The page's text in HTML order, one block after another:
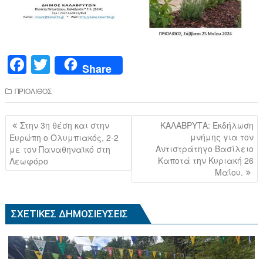
F
a
c
e
b
o
o
T
wi
tt
er
Share
ΠΡΙΟΛΙΘΟΣ
Πλοήγηση
άρθρων
Στην 3η θέση και στην
Ευρώπη ο Ολυμπιακός, 2-2
με τον Παναθηναϊκό στη
Λεωφόρο
ΚΑΛΑΒΡΥΤΑ: Εκδήλωση
μνήμης για τον
Αντιστράτηγο Βασίλειο
Καποτά την Κυριακή 26
Μαΐου.
ΣΧΕΤΙΚΈΣ ΔΗΜΟΣΙΕΎΣΕΙΣ